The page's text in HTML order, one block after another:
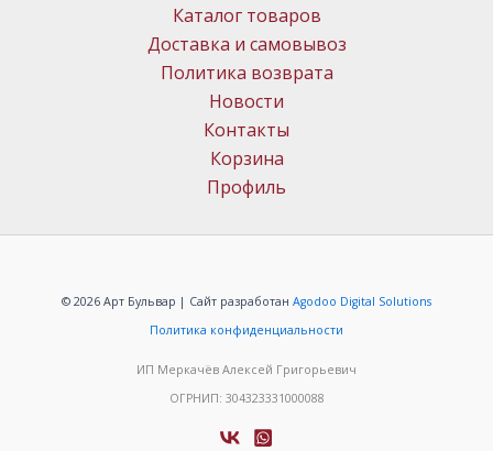
Каталог товаров
Доставка и самовывоз
Политика возврата
Новости
Контакты
Корзина
Профиль
© 2026 Арт Бульвар | Сайт разработан Agodoo Digital Solutions
Политика конфиденциальности
ИП Меркачёв Алексей Григорьевич
ОГРНИП: 304323331000088